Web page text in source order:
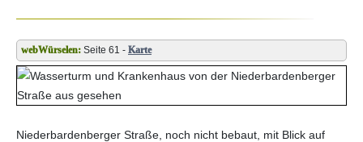
Seite 61 - Karte
Niederbardenberger Straße, noch nicht bebaut, mit Blick auf